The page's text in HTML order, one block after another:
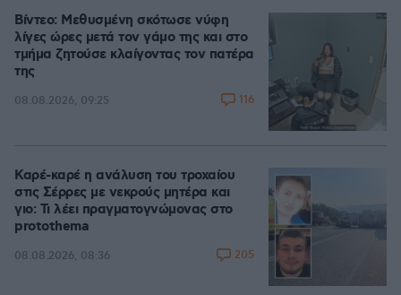
Βίντεο: Μεθυσμένη σκότωσε νύφη
λίγες ώρες μετά τον γάμο της και στο
τμήμα ζητούσε κλαίγοντας τον πατέρα
της
08.08.2026, 09:25 116
Καρέ-καρέ η ανάλυση του τροχαίου
στις Σέρρες με νεκρούς μητέρα και
γιο: Τι λέει πραγματογνώμονας στο
protothema
08.08.2026, 08:36 205